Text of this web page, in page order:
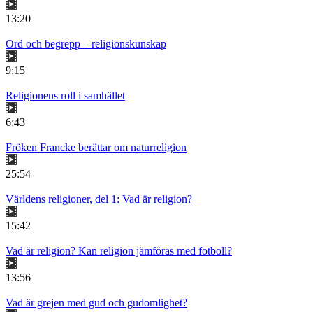
13:20
Ord och begrepp – religionskunskap
9:15
Religionens roll i samhället
6:43
Fröken Francke berättar om naturreligion
25:54
Världens religioner, del 1: Vad är religion?
15:42
Vad är religion? Kan religion jämföras med fotboll?
13:56
Vad är grejen med gud och gudomlighet?